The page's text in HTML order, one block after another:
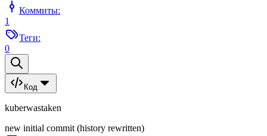
Коммиты:
1
Теги:
0
Код
kuberwastaken
new initial commit (history rewritten)